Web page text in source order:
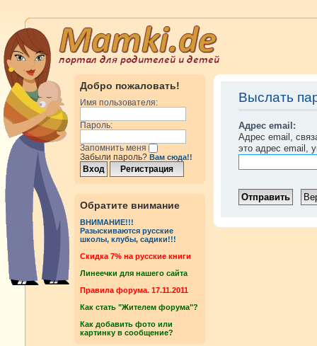
Добро пожаловать!
Имя пользователя:
Пароль:
Запомнить меня
Забыли пароль? Вам сюда!!
Обратите внимание
ВНИМАНИЕ!!!
Разыскиваются русские
школы, клубы, садики!!!
Cкидка 7% на русские книги
Линеечки для нашего сайта
Правила форума. 17.11.2011
Как стать "Жителем форума"?
Как добавить фото или
картинку в сообщение?
Выслать
Адрес email:
Адрес email,
это адрес email,